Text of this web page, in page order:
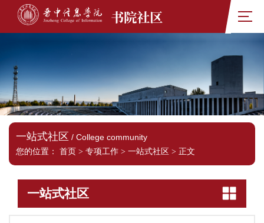
书院社区
一站式社区 / College community
您的位置：
首页 > 专项工作 > 一站式社区 > 正文
一站式社区